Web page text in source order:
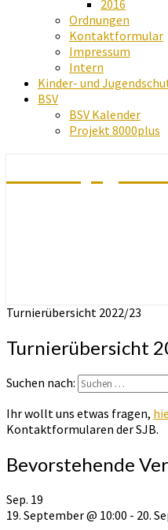
2016
Ordnungen
Kontaktformular
Impressum
Intern
Kinder- und
BSV
BSV Kalender
Projekt 8000plus
Turnierübersicht 2022/23
Turnierübersicht
Suchen nach:
Ihr wollt uns etwas fragen,
Kontaktformularen der SJB.
Bevorstehende
Sep. 19
19. September @ 10:00 - 20.